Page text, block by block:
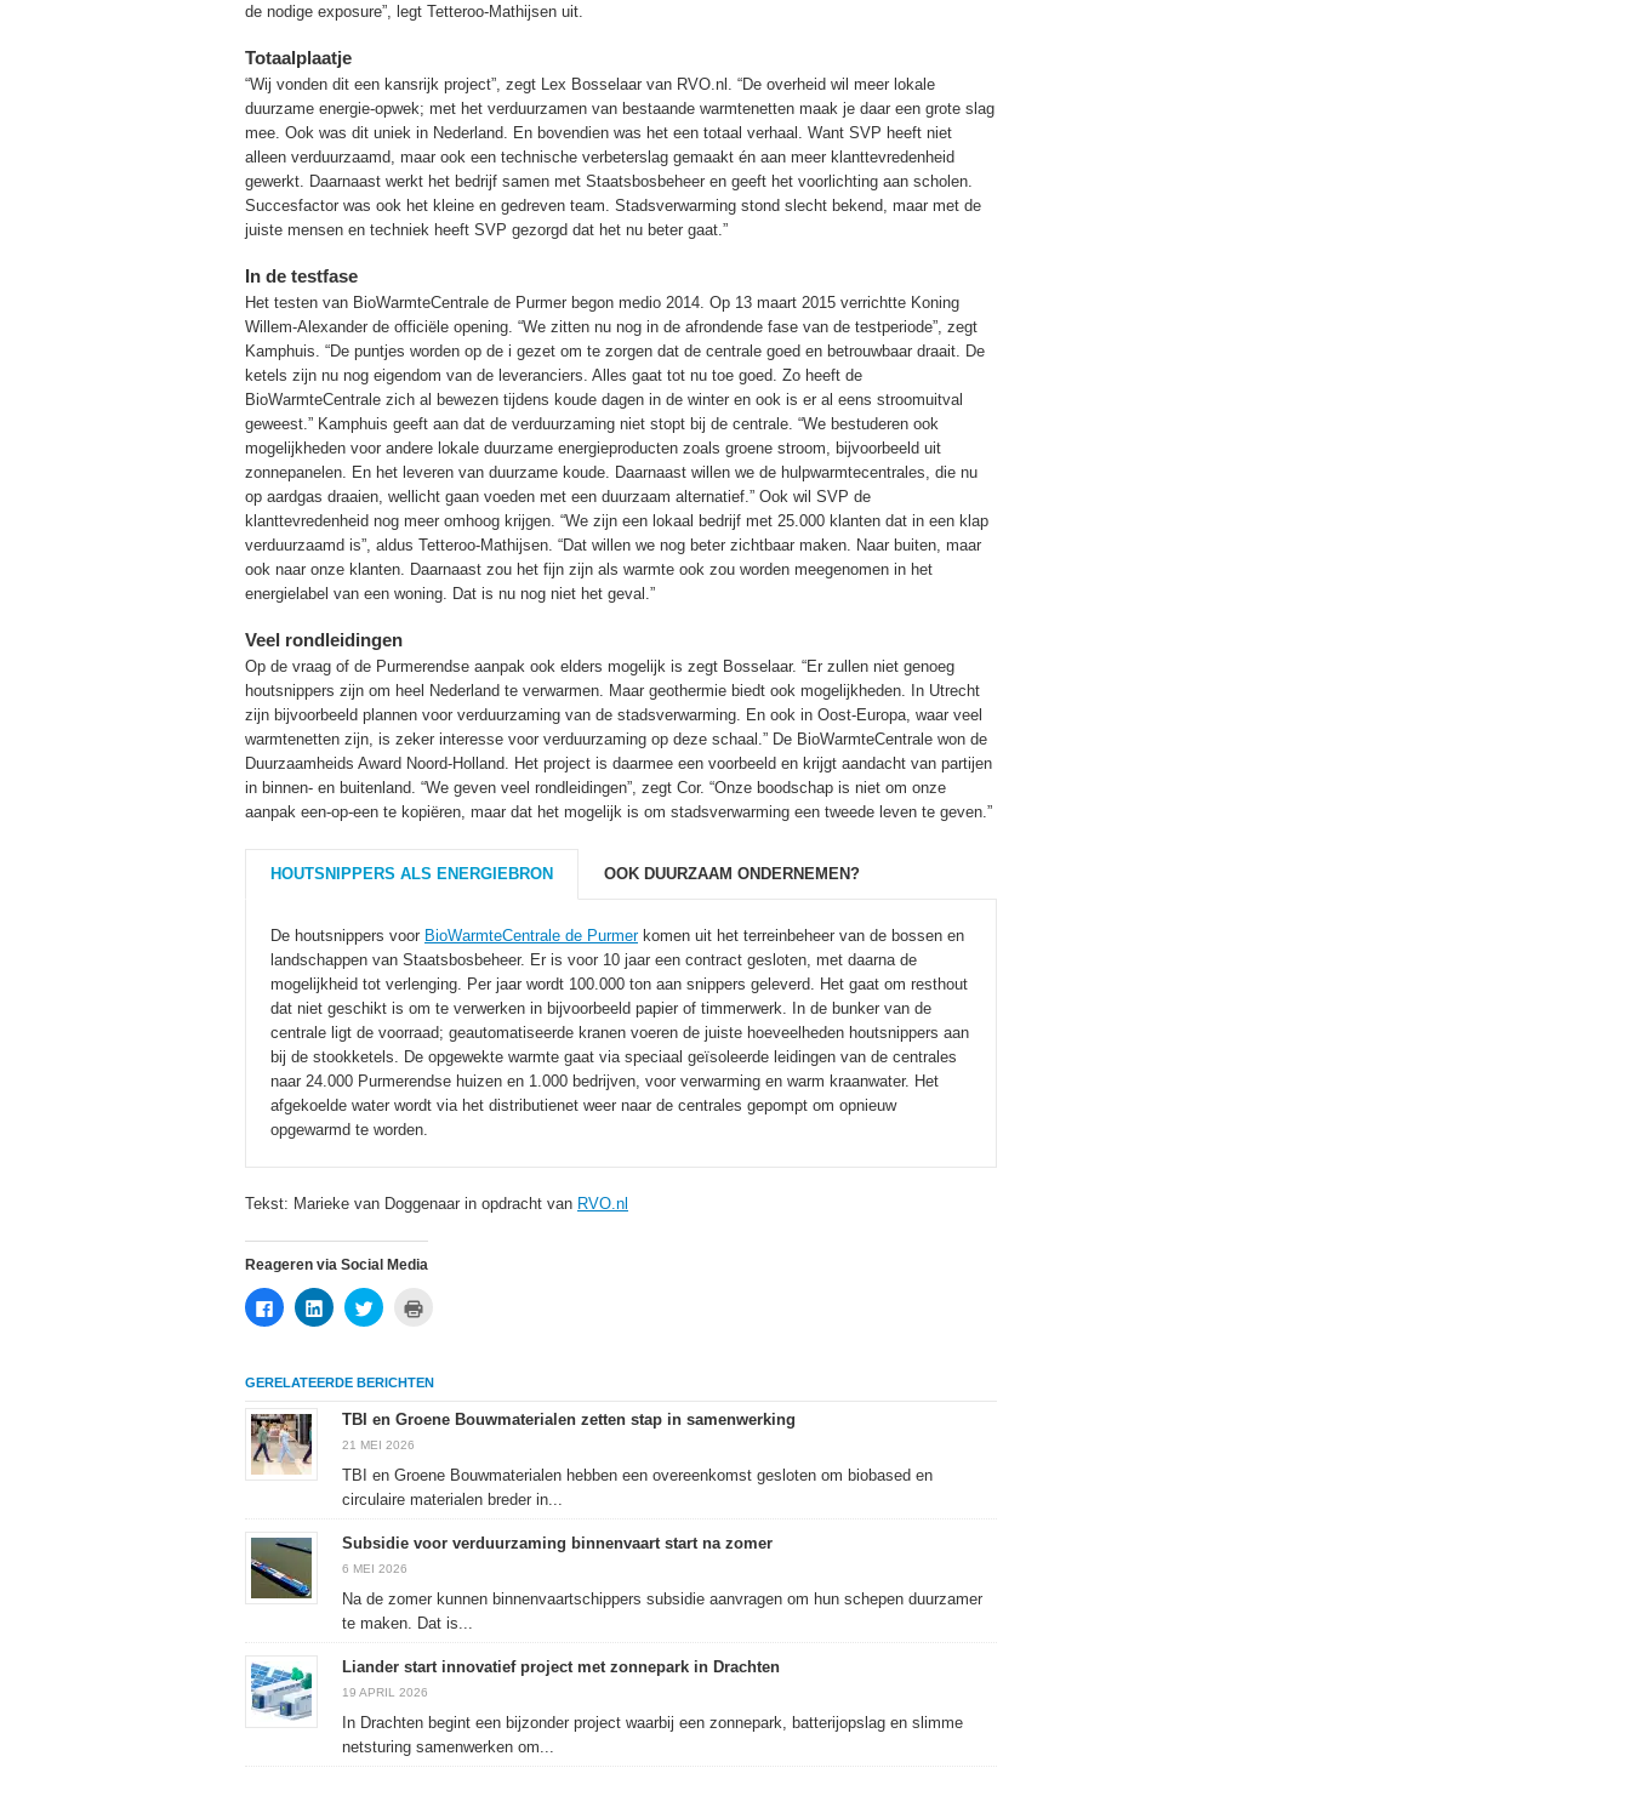
de nodige exposure”, legt Tetteroo-Mathijsen uit.
Totaalplaatje
“Wij vonden dit een kansrijk project”, zegt Lex Bosselaar van RVO.nl. “De overheid wil meer lokale
duurzame energie-opwek; met het verduurzamen van bestaande warmtenetten maak je daar een grote slag
mee. Ook was dit uniek in Nederland. En bovendien was het een totaal verhaal. Want SVP heeft niet
alleen verduurzaamd, maar ook een technische verbeterslag gemaakt én aan meer klanttevredenheid
gewerkt. Daarnaast werkt het bedrijf samen met Staatsbosbeheer en geeft het voorlichting aan scholen.
Succesfactor was ook het kleine en gedreven team. Stadsverwarming stond slecht bekend, maar met de
juiste mensen en techniek heeft SVP gezorgd dat het nu beter gaat.”
In de testfase
Het testen van BioWarmteCentrale de Purmer begon medio 2014. Op 13 maart 2015 verrichtte Koning
Willem-Alexander de officiële opening. “We zitten nu nog in de afrondende fase van de testperiode”, zegt
Kamphuis. “De puntjes worden op de i gezet om te zorgen dat de centrale goed en betrouwbaar draait. De
ketels zijn nu nog eigendom van de leveranciers. Alles gaat tot nu toe goed. Zo heeft de
BioWarmteCentrale zich al bewezen tijdens koude dagen in de winter en ook is er al eens stroomuitval
geweest.” Kamphuis geeft aan dat de verduurzaming niet stopt bij de centrale. “We bestuderen ook
mogelijkheden voor andere lokale duurzame energieproducten zoals groene stroom, bijvoorbeeld uit
zonnepanelen. En het leveren van duurzame koude. Daarnaast willen we de hulpwarmtecentrales, die nu
op aardgas draaien, wellicht gaan voeden met een duurzaam alternatief.” Ook wil SVP de
klanttevredenheid nog meer omhoog krijgen. “We zijn een lokaal bedrijf met 25.000 klanten dat in een klap
verduurzaamd is”, aldus Tetteroo-Mathijsen. “Dat willen we nog beter zichtbaar maken. Naar buiten, maar
ook naar onze klanten. Daarnaast zou het fijn zijn als warmte ook zou worden meegenomen in het
energielabel van een woning. Dat is nu nog niet het geval.”
Veel rondleidingen
Op de vraag of de Purmerendse aanpak ook elders mogelijk is zegt Bosselaar. “Er zullen niet genoeg
houtsnippers zijn om heel Nederland te verwarmen. Maar geothermie biedt ook mogelijkheden. In Utrecht
zijn bijvoorbeeld plannen voor verduurzaming van de stadsverwarming. En ook in Oost-Europa, waar veel
warmtenetten zijn, is zeker interesse voor verduurzaming op deze schaal.” De BioWarmteCentrale won de
Duurzaamheids Award Noord-Holland. Het project is daarmee een voorbeeld en krijgt aandacht van partijen
in binnen- en buitenland. “We geven veel rondleidingen”, zegt Cor. “Onze boodschap is niet om onze
aanpak een-op-een te kopiëren, maar dat het mogelijk is om stadsverwarming een tweede leven te geven.”
HOUTSNIPPERS ALS ENERGIEBRON OOK DUURZAAM ONDERNEMEN?
De houtsnippers voor BioWarmteCentrale de Purmerkomen uit het terreinbeheer van de bossen en
landschappen van Staatsbosbeheer. Er is voor 10 jaar een contract gesloten, met daarna de
mogelijkheid tot verlenging. Per jaar wordt 100.000 ton aan snippers geleverd. Het gaat om resthout
dat niet geschikt is om te verwerken in bijvoorbeeld papier of timmerwerk. In de bunker van de
centrale ligt de voorraad; geautomatiseerde kranen voeren de juiste hoeveelheden houtsnippers aan
bij de stookketels. De opgewekte warmte gaat via speciaal geïsoleerde leidingen van de centrales
naar 24.000 Purmerendse huizen en 1.000 bedrijven, voor verwarming en warm kraanwater. Het
afgekoelde water wordt via het distributienet weer naar de centrales gepompt om opnieuw
opgewarmd te worden.
Tekst: Marieke van Doggenaar in opdracht van RVO.nl
Reageren via Social Media
Klik
om
Facebook
(Wordt
een
nieuw
venster
geopend)
Klik
om
delen
(Wordt
een
venster
Klik
om
Twitter
(Wordt
een
venster
(Wordt
in
nieuw
GERELATEERDE BERICHTEN
TBI en Groene Bouwmaterialen zetten stap in samenwerking
21 MEI 2026
TBI en Groene Bouwmaterialen hebben een overeenkomst gesloten om biobased en
circulaire materialen breder in...
Subsidie voor verduurzaming binnenvaart start na zomer
6 MEI 2026
Na de zomer kunnen binnenvaartschippers subsidie aanvragen om hun schepen duurzamer
te maken. Dat is...
Liander start innovatief project met zonnepark in Drachten
19 APRIL 2026
In Drachten begint een bijzonder project waarbij een zonnepark, batterijopslag en slimme
netsturing samenwerken om...